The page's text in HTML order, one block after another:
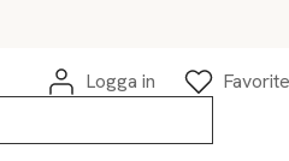
Logga in